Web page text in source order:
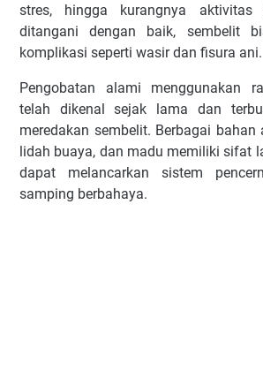
stres, hingga kurangnya
ditangani dengan baik, sembelit
komplikasi seperti wasir dan fisura ani.
Pengobatan alami menggunakan
telah dikenal sejak lama dan
meredakan sembelit. Berbagai bahan
lidah buaya, dan madu memiliki sifat
dapat melancarkan sistem
samping berbahaya.